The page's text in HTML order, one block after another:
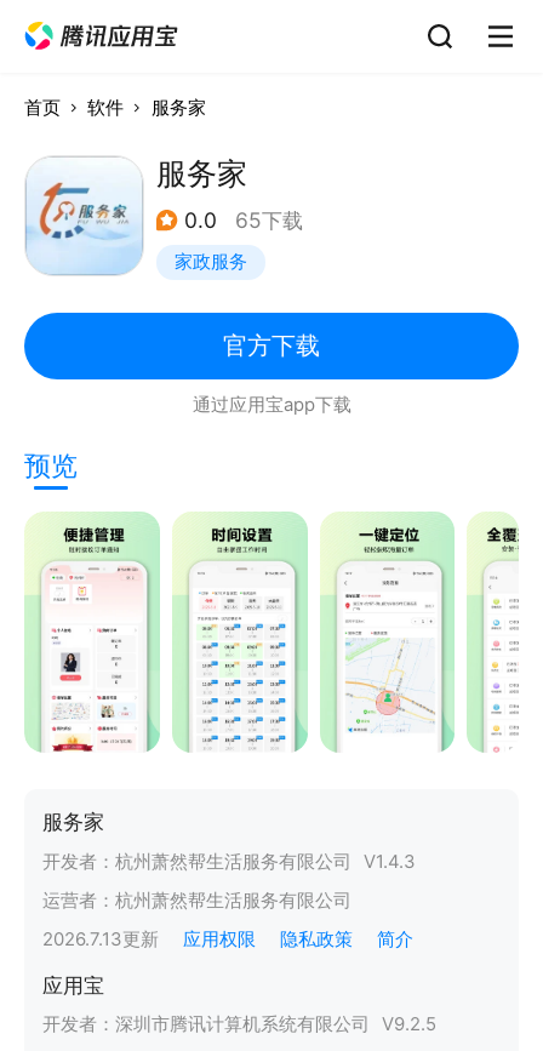
首页 软件 服务家
服务家
0.0 65下载
家政服务
官方下载
通过应用宝app下载
预览
服务家
开发者： 杭州萧然帮生活服务有限公司 V1.4.3
运营者： 杭州萧然帮生活服务有限公司
2026.7.13更新 应用权限 隐私政策 简介
应用宝
开发者： 深圳市腾讯计算机系统有限公司 V9.2.5